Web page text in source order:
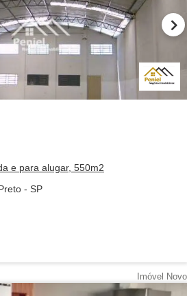
e para alugar, 550m2
- SP
Imóvel Novo